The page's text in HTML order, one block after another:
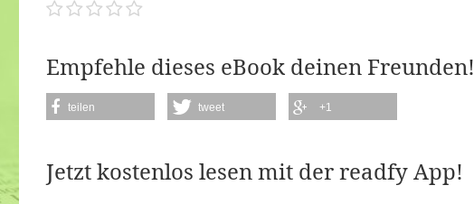
Empfehle dieses eBook deinen Freunden!
teilen tweet +1
Jetzt kostenlos lesen mit der readfy App!